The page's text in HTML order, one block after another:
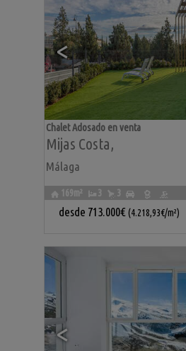
<
Mijas Costa,
Málaga
Chalet Adosado en venta
169m² 3 3
desde 713.000€ (4.218,93€/m²)
<